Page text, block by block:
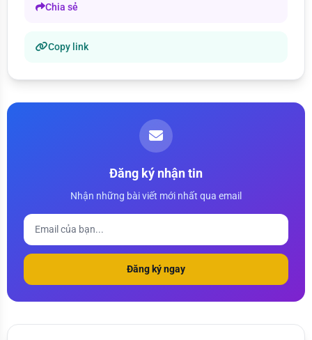
Chia sẻ
Copy link
Đăng ký nhận tin
Nhận những bài viết mới nhất qua email
Đăng ký ngay